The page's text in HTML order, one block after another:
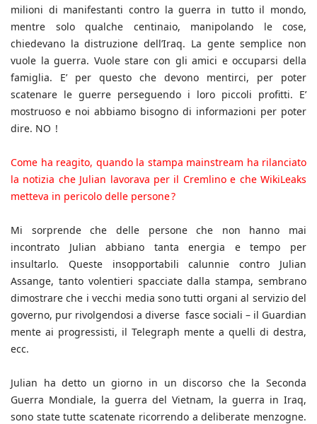
milioni di manifestanti contro la guerra in tutto il mondo,
mentre solo qualche centinaio, manipolando le cose,
chiedevano la distruzione dell’Iraq. La gente semplice non
vuole la guerra. Vuole stare con gli amici e occuparsi della
famiglia. E’ per questo che devono mentirci, per poter
scatenare le guerre perseguendo i loro piccoli profitti. E’
mostruoso e noi abbiamo bisogno di informazioni per poter
dire. NO !
Come ha reagito, quando la stampa mainstream ha rilanciato
la notizia che Julian lavorava per il Cremlino e che WikiLeaks
metteva in pericolo delle persone ?
Mi sorprende che delle persone che non hanno mai
incontrato Julian abbiano tanta energia e tempo per
insultarlo. Queste insopportabili calunnie contro Julian
Assange, tanto volentieri spacciate dalla stampa, sembrano
dimostrare che i vecchi media sono tutti organi al servizio del
governo, pur rivolgendosi a diverse fasce sociali – il Guardian
mente ai progressisti, il Telegraph mente a quelli di destra,
ecc.
Julian ha detto un giorno in un discorso che la Seconda
Guerra Mondiale, la guerra del Vietnam, la guerra in Iraq,
sono state tutte scatenate ricorrendo a deliberate menzogne.